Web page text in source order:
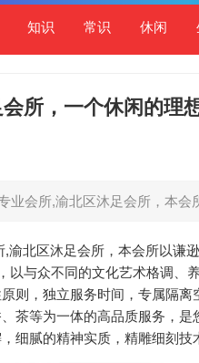
知识 常识 休闲
所，一个休闲的理
业会所,渝北区沐足会所，本
渝北区沐足会所，本会所以谦
以与众不同的文化艺术格调、
则，独立服务时间，专属隔
茶等为一体的高品质服务，
细腻的精神实质，精雕细刻技